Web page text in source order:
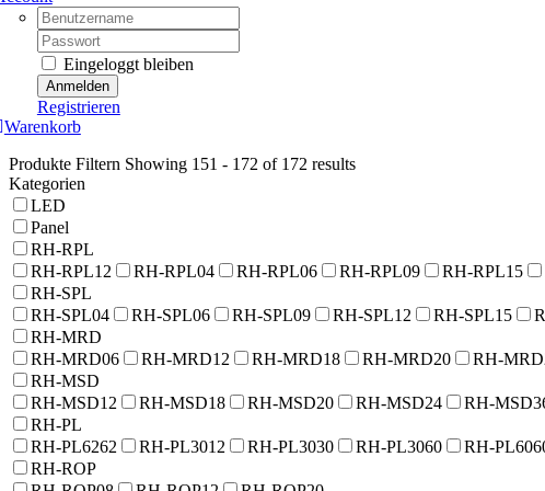
Username:
Password:
Eingeloggt bleiben
Registrieren
Warenkorb
Produkte Filtern Showing 151 - 172 of 172 results
Kategorien
LED
Panel
RH-RPL
RH-RPL12
RH-RPL04 RH-RPL06 RH-RPL09 RH-RPL15
RH-SPL
RH-SPL04
RH-SPL06 RH-SPL09 RH-SPL12 RH-SPL15
RH-MRD
RH-MRD06
RH-MRD12 RH-MRD18 RH-MRD20 RH-
RH-MSD
RH-MSD12
RH-MSD18 RH-MSD20 RH-MSD24 RH-
RH-PL
RH-PL6262
RH-PL3012 RH-PL3030 RH-PL3060 RH-
RH-ROP